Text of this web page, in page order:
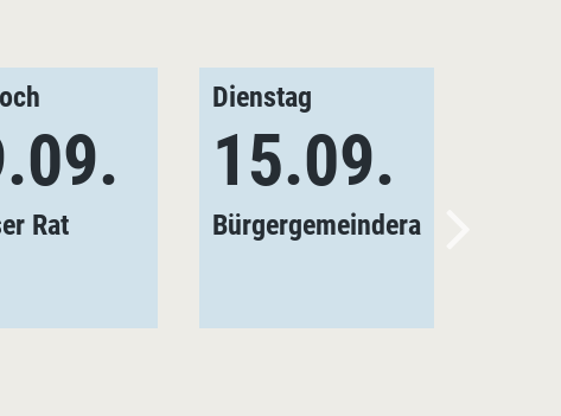
Rat
Dienstag
15.09.
Bürgergemeinderat